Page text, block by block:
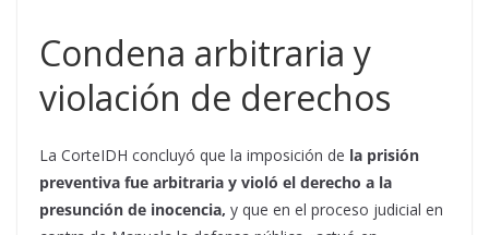
Condena arbitraria y
violación de derechos
La CorteIDH concluyó que la imposición de la prisión
preventiva fue arbitraria y violó el derecho a la
presunción de inocencia, y que en el proceso judicial en